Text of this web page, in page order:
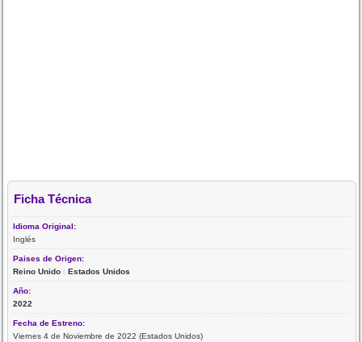
Ficha Técnica
Idioma Original:
Inglés
Paises de Origen:
Reino Unido |Estados Unidos
Año:
2022
Fecha de Estreno:
Viernes 4 de Noviembre de 2022 (Estados Unidos)